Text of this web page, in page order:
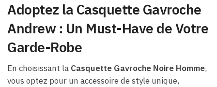
Adoptez la Casquette Gavroche
Andrew : Un Must-Have de Votre
Garde-Robe
En choisissant la Casquette Gavroche Noire Homme,
vous optez pour un accessoire de style unique,